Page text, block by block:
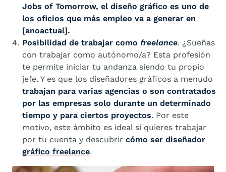
Jobs of Tomorrow, el diseño gráfico es uno de
los oficios que más empleo va a generar en
[anoactual].
Posibilidad de trabajar como freelance. ¿Sueñas
con trabajar como autónomo/a? Esta profesión
te permite iniciar tu andanza siendo tu propio
jefe. Y es que los diseñadores gráficos a menudo
trabajan para varias agencias o son contratados
por las empresas solo durante un determinado
tiempo y para ciertos proyectos. Por este
motivo, este ámbito es ideal si quieres trabajar
por tu cuenta y descubrir cómo ser diseñador
gráfico freelance.